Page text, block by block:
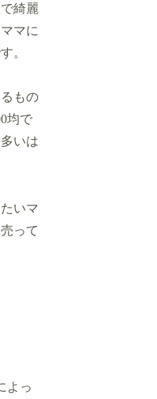
綺麗
マに
。
もの
均で
いは
いマ
って
よっ